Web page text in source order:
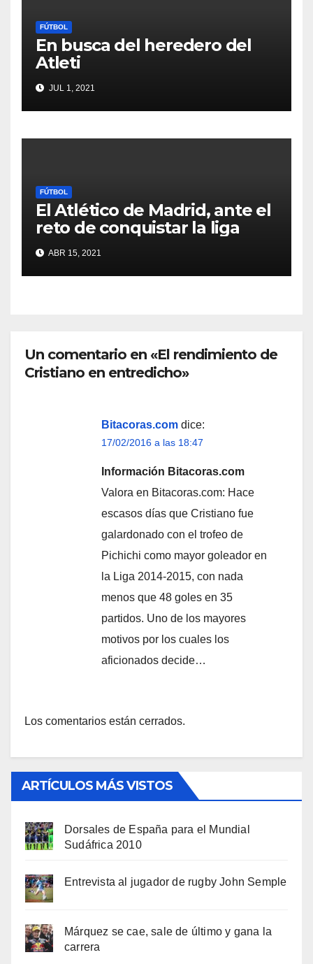
FÚTBOL
En busca del heredero del
Atleti
JUL 1, 2021
FÚTBOL
El Atlético de Madrid, ante el
reto de conquistar la liga
ABR 15, 2021
Un comentario en «El rendimiento de
Cristiano en entredicho»
Bitacoras.com dice:
17/02/2016 a las 18:47
Información Bitacoras.com
Valora en Bitacoras.com: Hace
escasos días que Cristiano fue
galardonado con el trofeo de
Pichichi como mayor goleador en
la Liga 2014-2015, con nada
menos que 48 goles en 35
partidos. Uno de los mayores
motivos por los cuales los
aficionados decide…
Los comentarios están cerrados.
ARTÍCULOS MÁS VISTOS
Dorsales de España para el Mundial
Sudáfrica 2010
Entrevista al jugador de rugby John Semple
Márquez se cae, sale de último y gana la
carrera